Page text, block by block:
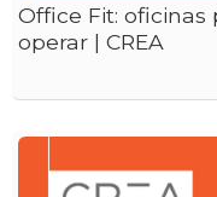
Office Fit: oficinas
operar | CREA